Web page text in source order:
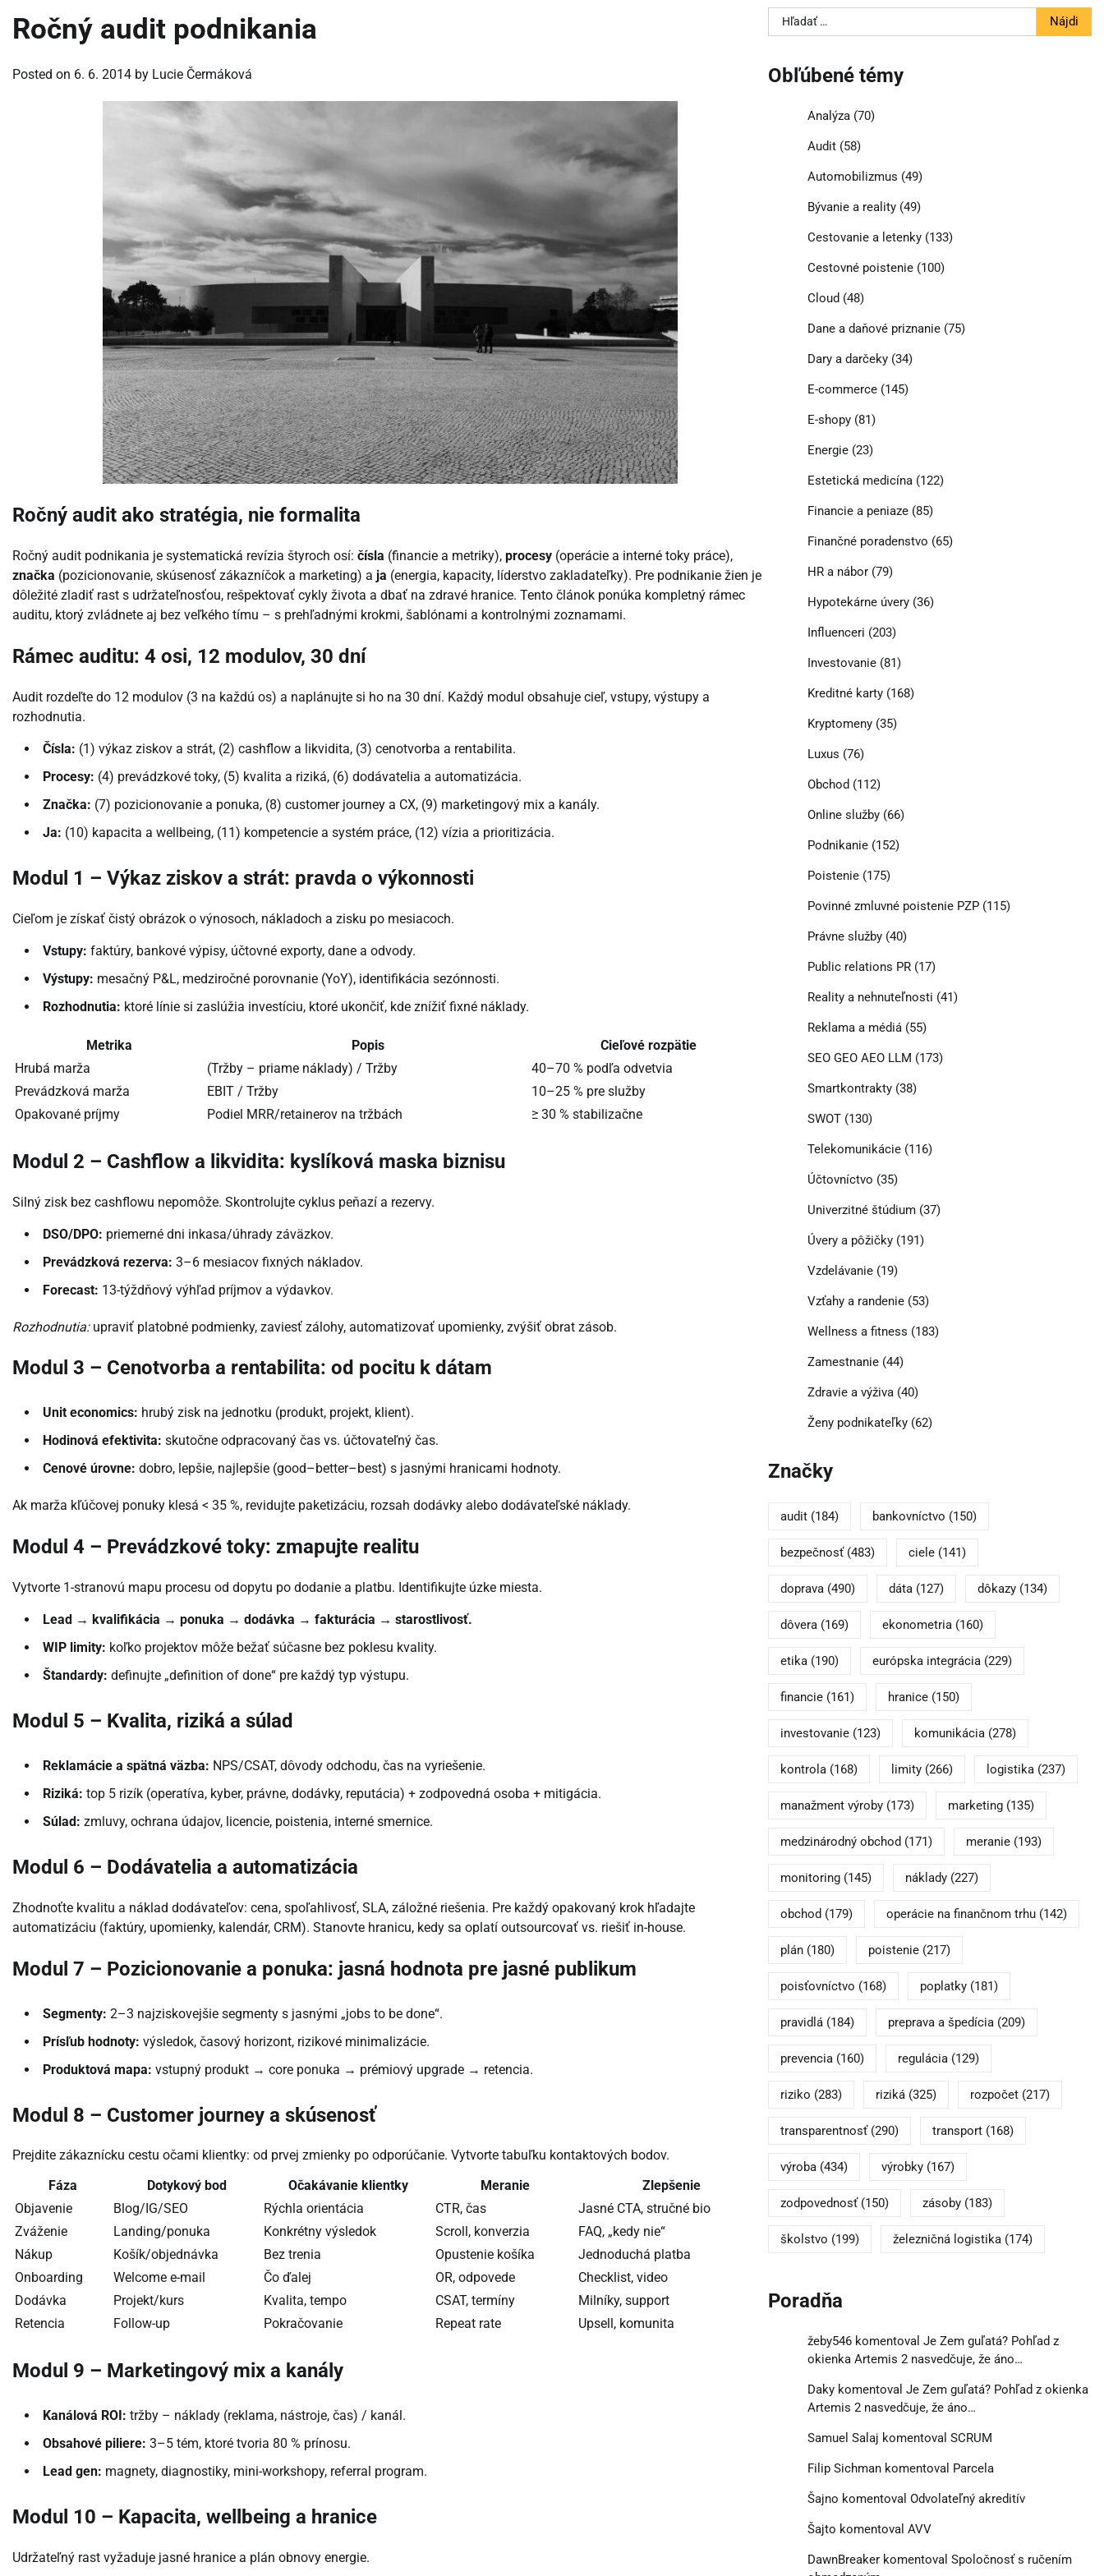
Ročný audit podnikania
Posted on 6. 6. 2014 by Lucie Čermáková
Ročný audit ako stratégia, nie formalita
Ročný audit podnikania je systematická revízia štyroch osí: čísla (financie a metriky), procesy (operácie a interné toky práce),
značka (pozicionovanie, skúsenosť zákazníčok a marketing) a ja (energia, kapacity, líderstvo zakladateľky). Pre podnikanie žien je
dôležité zladiť rast s udržateľnosťou, rešpektovať cykly života a dbať na zdravé hranice. Tento článok ponúka kompletný rámec
auditu, ktorý zvládnete aj bez veľkého tímu – s prehľadnými krokmi, šablónami a kontrolnými zoznamami.
Rámec auditu: 4 osi, 12 modulov, 30 dní
Audit rozdeľte do 12 modulov (3 na každú os) a naplánujte si ho na 30 dní. Každý modul obsahuje cieľ, vstupy, výstupy a
rozhodnutia.
Čísla: (1) výkaz ziskov a strát, (2) cashflow a likvidita, (3) cenotvorba a rentabilita.
Procesy: (4) prevádzkové toky, (5) kvalita a riziká, (6) dodávatelia a automatizácia.
Značka: (7) pozicionovanie a ponuka, (8) customer journey a CX, (9) marketingový mix a kanály.
Ja: (10) kapacita a wellbeing, (11) kompetencie a systém práce, (12) vízia a prioritizácia.
Modul 1 – Výkaz ziskov a strát: pravda o výkonnosti
Cieľom je získať čistý obrázok o výnosoch, nákladoch a zisku po mesiacoch.
Vstupy: faktúry, bankové výpisy, účtovné exporty, dane a odvody.
Výstupy: mesačný P&L, medziročné porovnanie (YoY), identifikácia sezónnosti.
Rozhodnutia: ktoré línie si zaslúžia investíciu, ktoré ukončiť, kde znížiť fixné náklady.
Metrika Popis
Cieľové rozpätie
Hrubá marža
(Tržby – priame náklady) / Tržby
40–70 % podľa odvetvia
Prevádzková marža
EBIT / Tržby
10–25 % pre služby
Opakované príjmy
Podiel MRR/retainerov na tržbách ≥ 30 % stabilizačne
Modul 2 – Cashflow a likvidita: kyslíková maska biznisu
Silný zisk bez cashflowu nepomôže. Skontrolujte cyklus peňazí a rezervy.
DSO/DPO: priemerné dni inkasa/úhrady záväzkov.
Prevádzková rezerva: 3–6 mesiacov fixných nákladov.
Forecast: 13-týždňový výhľad príjmov a výdavkov.
Rozhodnutia:upraviť platobné podmienky, zaviesť zálohy, automatizovať upomienky, zvýšiť obrat zásob.
Modul 3 – Cenotvorba a rentabilita: od pocitu k dátam
Unit economics: hrubý zisk na jednotku (produkt, projekt, klient).
Hodinová efektivita: skutočne odpracovaný čas vs. účtovateľný čas.
Cenové úrovne: dobro, lepšie, najlepšie (good–better–best) s jasnými hranicami hodnoty.
Ak marža kľúčovej ponuky klesá < 35 %, revidujte paketizáciu, rozsah dodávky alebo dodávateľské náklady.
Modul 4 – Prevádzkové toky: zmapujte realitu
Vytvorte 1-stranovú mapu procesu od dopytu po dodanie a platbu. Identifikujte úzke miesta.
Lead → kvalifikácia → ponuka → dodávka → fakturácia → starostlivosť.
WIP limity: koľko projektov môže bežať súčasne bez poklesu kvality.
Štandardy: definujte „definition of done“ pre každý typ výstupu.
Modul 5 – Kvalita, riziká a súlad
Reklamácie a spätná väzba: NPS/CSAT, dôvody odchodu, čas na vyriešenie.
Riziká: top 5 rizík (operatíva, kyber, právne, dodávky, reputácia) + zodpovedná osoba + mitigácia.
Súlad: zmluvy, ochrana údajov, licencie, poistenia, interné smernice.
Modul 6 – Dodávatelia a automatizácia
Zhodnoťte kvalitu a náklad dodávateľov: cena, spoľahlivosť, SLA, záložné riešenia. Pre každý opakovaný krok hľadajte
automatizáciu (faktúry, upomienky, kalendár, CRM). Stanovte hranicu, kedy sa oplatí outsourcovať vs. riešiť in-house.
Modul 7 – Pozicionovanie a ponuka: jasná hodnota pre jasné publikum
Segmenty: 2–3 najziskovejšie segmenty s jasnými „jobs to be done“.
Prísľub hodnoty: výsledok, časový horizont, rizikové minimalizácie.
Produktová mapa: vstupný produkt → core ponuka → prémiový upgrade → retencia.
Modul 8 – Customer journey a skúsenosť
Prejdite zákaznícku cestu očami klientky: od prvej zmienky po odporúčanie. Vytvorte tabuľku kontaktových bodov.
Fáza
Dotykový bod Očakávanie klientky Meranie
Zlepšenie
Objavenie
Blog/IG/SEO Rýchla orientácia CTR, čas
Jasné CTA, stručné bio
Zváženie
Landing/ponuka Konkrétny výsledok Scroll, konverzia
FAQ, „kedy nie“
Nákup
Košík/objednávka Bez trenia Opustenie košíka
Jednoduchá platba
Onboarding
Welcome e-mail Čo ďalej OR, odpovede
Checklist, video
Dodávka
Projekt/kurs Kvalita, tempo CSAT, termíny
Milníky, support
Retencia
Follow-up Pokračovanie Repeat rate Upsell, komunita
Modul 9 – Marketingový mix a kanály
Kanálová ROI: tržby – náklady (reklama, nástroje, čas) / kanál.
Obsahové piliere: 3–5 tém, ktoré tvoria 80 % prínosu.
Lead gen: magnety, diagnostiky, mini-workshopy, referral program.
Modul 10 – Kapacita, wellbeing a hranice
Udržateľný rast vyžaduje jasné hranice a plán obnovy energie.
Hľadať:
Obľúbené témy
Analýza(70)
Audit(58)
Automobilizmus (49)
Bývanie a reality(49)
Cestovanie a letenky(133)
Cestovné poistenie(100)
Cloud (48)
Dane a daňové priznanie(75)
Dary a darčeky(34)
E-commerce(145)
E-shopy(81)
Energie(23)
Estetická medicína(122)
Financie a peniaze(85)
Finančné poradenstvo (65)
HR a nábor(79)
Hypotekárne úvery(36)
Influenceri (203)
Investovanie(81)
Kreditné karty(168)
Kryptomeny(35)
Luxus (76)
Obchod (112)
Online služby(66)
Podnikanie(152)
Poistenie(175)
Povinné zmluvné poistenie PZP(115)
Právne služby(40)
Public relations PR(17)
Reality a nehnuteľnosti (41)
Reklama a médiá(55)
SEO GEO AEO LLM (173)
Smartkontrakty(38)
SWOT(130)
Telekomunikácie(116)
Účtovníctvo (35)
Univerzitné štúdium(37)
Úvery a pôžičky(191)
Vzdelávanie(19)
Vzťahy a randenie(53)
Wellness a fitness (183)
Zamestnanie(44)
Zdravie a výživa(40)
Ženy podnikateľky(62)
Značky
audit(184) bankovníctvo (150)
bezpečnosť(483) ciele(141)
doprava(490) dáta(127) dôkazy(134)
dôvera(169) ekonometria(160)
etika(190) európska integrácia(229)
financie(161) hranice(150)
investovanie(123) komunikácia(278)
kontrola(168) limity(266) logistika(237)
manažment výroby(173) marketing(135)
medzinárodný obchod (171) meranie(193)
monitoring(145) náklady(227)
obchod (179) operácie na finančnom trhu(142)
plán(180) poistenie(217)
poisťovníctvo (168) poplatky(181)
pravidlá(184) preprava a špedícia(209)
prevencia(160) regulácia(129)
riziko (283) riziká(325) rozpočet(217)
transparentnosť(290) transport(168)
výroba(434) výrobky(167)
zodpovednosť(150) zásoby(183)
školstvo (199) železničná logistika(174)
Poradňa
žeby546komentoval Je Zem guľatá? Pohľad z
okienka Artemis 2 nasvedčuje, že áno…
Dakykomentoval Je Zem guľatá? Pohľad z okienka
Artemis 2 nasvedčuje, že áno…
Samuel Salaj komentoval SCRUM
Filip Sichmankomentoval Parcela
Šajno komentoval Odvolateľný akreditív
Šajto komentoval AVV
DawnBreakerkomentoval Spoločnosť s ručením